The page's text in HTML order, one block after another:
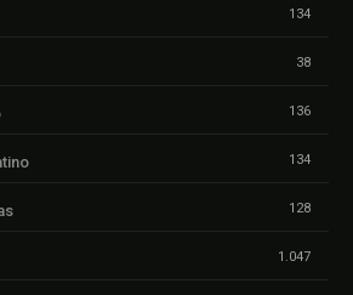
134
38
136
134
128
1.047